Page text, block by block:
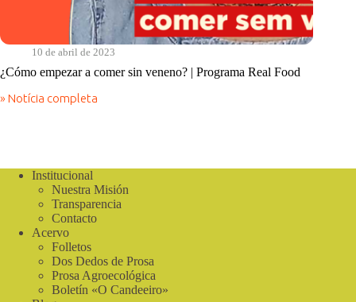
10 de abril de 2023
¿Cómo empezar a comer sin veneno? | Programa Real Food
» Notícia completa
¿Cómo
veneno?Institucional
Nuestra Misión
Transparencia
Contacto
Acervo
Folletos
Dos Dedos de Prosa
Prosa Agroecológica
Boletín «O Candeeiro»